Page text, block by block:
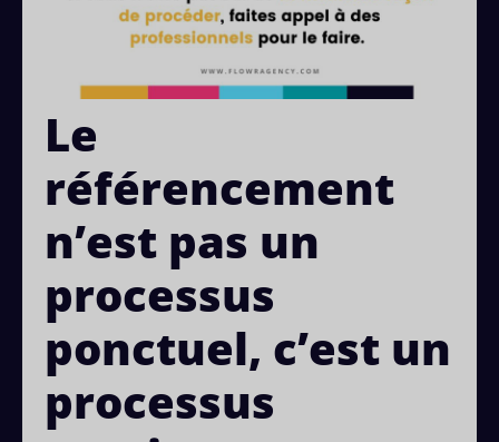
Le
référencement
n’est pas un
processus
ponctuel, c’est un
processus